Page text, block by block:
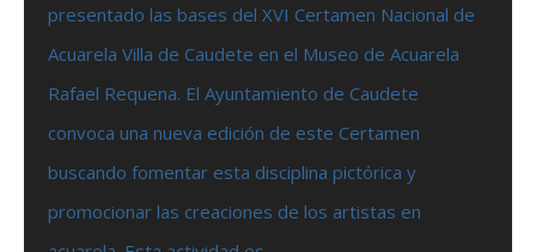
presentado las bases del XVI Certamen Nacional de
Acuarela Villa de Caudete en el Museo de Acuarela
Rafael Requena. El Ayuntamiento de Caudete
convoca una nueva edición de este Certamen
buscando fomentar esta disciplina pictórica y
promocionar las creaciones de los artistas en